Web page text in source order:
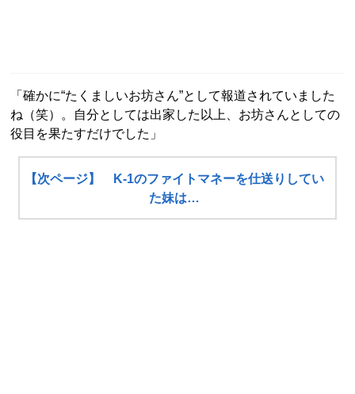
「確かに“たくましいお坊さん”として報道されていました
ね（笑）。自分としては出家した以上、お坊さんとしての
役目を果たすだけでした」
【次ページ】 K-1のファイトマネーを仕送りしてい
た妹は…